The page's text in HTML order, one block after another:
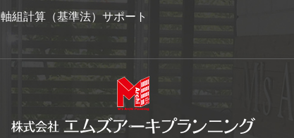
軸組計算（基準法）サポート